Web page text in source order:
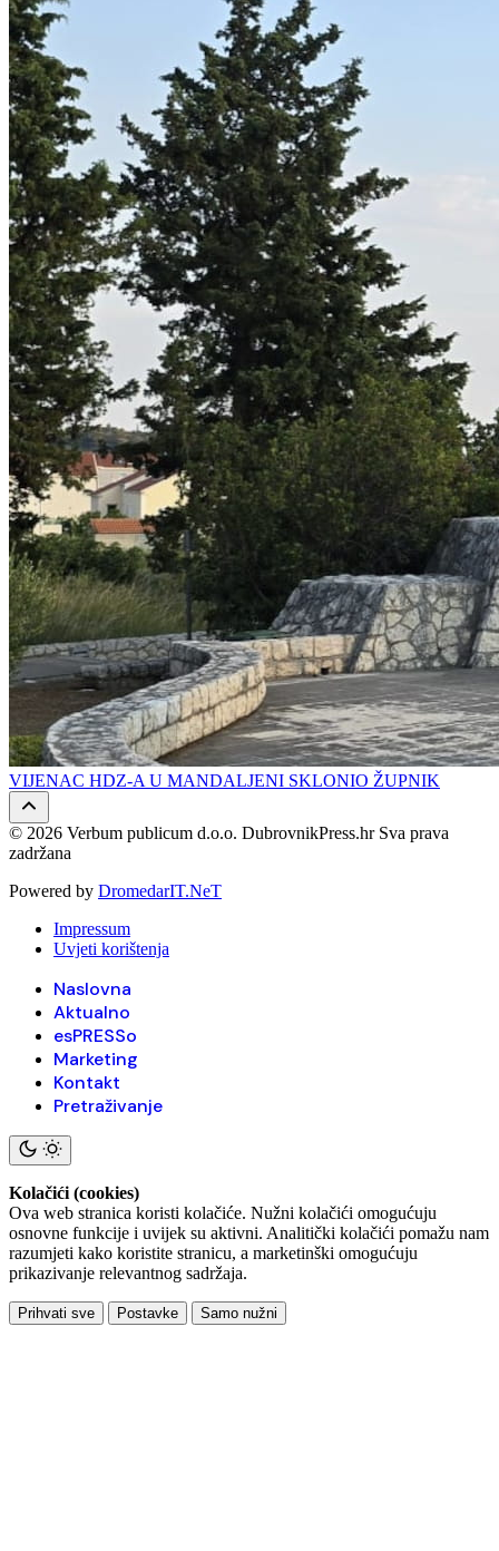
VIJENAC HDZ-A U MANDALJENI SKLONIO ŽUPNIK
© 2026 Verbum publicum d.o.o. DubrovnikPress.hr Sva prava
zadržana
Powered by DromedarIT.NeT
Impressum
Uvjeti korištenja
Naslovna
Aktualno
esPRESSo
Marketing
Kontakt
Pretraživanje
Kolačići (cookies)
Ova web stranica koristi kolačiće. Nužni kolačići omogućuju
osnovne funkcije i uvijek su aktivni. Analitički kolačići pomažu nam
razumjeti kako koristite stranicu, a marketinški omogućuju
prikazivanje relevantnog sadržaja.
Prihvati sve Postavke Samo nužni